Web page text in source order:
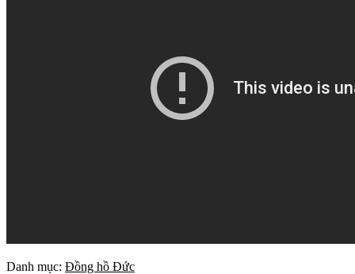
Danh mục: Đồng hồ Đức